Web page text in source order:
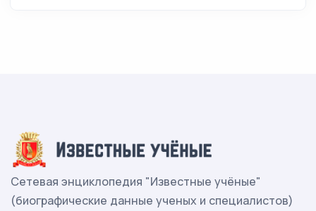
Сетевая энциклопедия "Известные учёные"
(биографические данные ученых и специалистов)